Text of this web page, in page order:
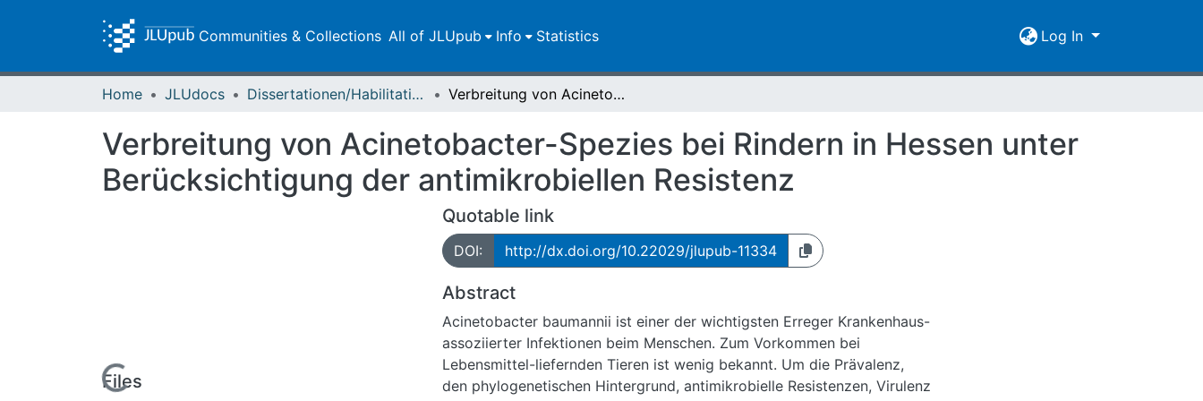
Communities & Collections All of JLUpub Info Statistics Log In
Home JLUdocs Dissertationen/Habilitationen Verbreitung von Acinetobacter-Spezies bei Rindern in Hessen unter Berücksichtigung der antimikrobiellen Resistenz
Verbreitung von Acinetobacter-Spezies bei Rindern in Hessen unter
Berücksichtigung der antimikrobiellen Resistenz
Files
Quotable link
DOI: http://dx.doi.org/10.22029/jlupub-11334
Abstract
Acinetobacter baumannii ist einer der wichtigsten Erreger Krankenhaus-
assoziierter Infektionen beim Menschen. Zum Vorkommen bei
Lebensmittel-liefernden Tieren ist wenig bekannt. Um die Prävalenz,
den phylogenetischen Hintergrund, antimikrobielle Resistenzen, Virulenz